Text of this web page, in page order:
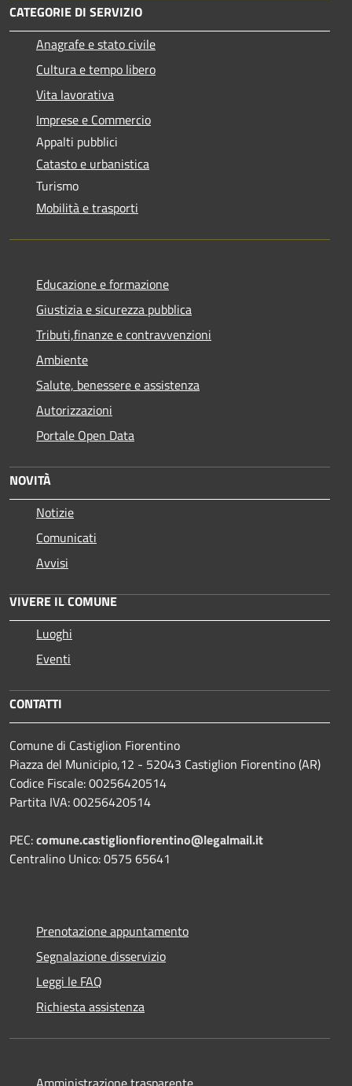
CATEGORIE DI SERVIZIO
Anagrafe e stato civile
Cultura e tempo libero
Vita lavorativa
Imprese e Commercio
Appalti pubblici
Catasto e urbanistica
Turismo
Mobilità e trasporti
Educazione e formazione
Giustizia e sicurezza pubblica
Tributi,finanze e contravvenzioni
Ambiente
Salute, benessere e assistenza
Autorizzazioni
Portale Open Data
NOVITÀ
Notizie
Comunicati
Avvisi
VIVERE IL COMUNE
Luoghi
Eventi
CONTATTI
Comune di Castiglion Fiorentino
Piazza del Municipio,12 - 52043 Castiglion Fiorentino (AR)
Codice Fiscale: 00256420514
Partita IVA: 00256420514
PEC:comune.castiglionfiorentino@legalmail.it
Centralino Unico: 0575 65641
Prenotazione appuntamento
Segnalazione disservizio
Leggi le FAQ
Richiesta assistenza